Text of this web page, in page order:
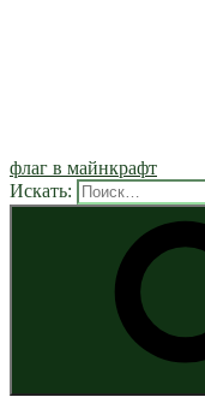
флаг в майнкрафт
Искать: